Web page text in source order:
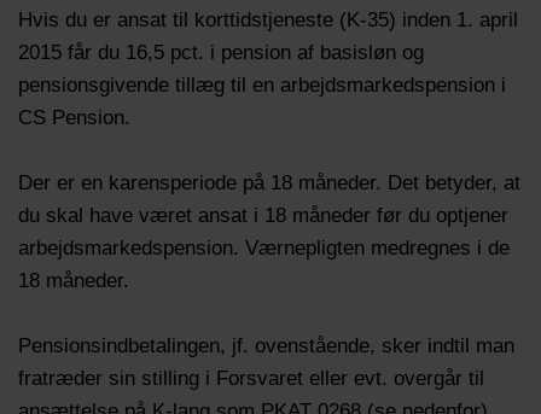
Hvis du er ansat til korttidstjeneste (K-35) inden 1. april
2015 får du 16,5 pct. i pension af basisløn og
pensionsgivende tillæg til en arbejdsmarkedspension i
CS Pension.
Der er en karensperiode på 18 måneder. Det betyder, at
du skal have været ansat i 18 måneder før du optjener
arbejdsmarkedspension. Værnepligten medregnes i de
18 måneder.
Pensionsindbetalingen, jf. ovenstående, sker indtil man
fratræder sin stilling i Forsvaret eller evt. overgår til